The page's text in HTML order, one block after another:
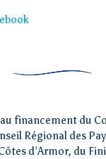
financement du
Régional des
d’Armor, du